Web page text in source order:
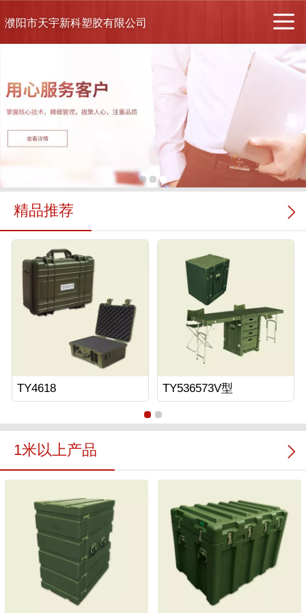
濮阳市天宇新科塑胶有限公司
精品推荐
TY4618 TY536573V型
1米以上产品